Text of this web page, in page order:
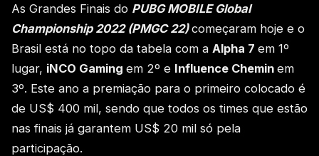
As Grandes Finais do PUBG MOBILE Global
Championship 2022 (PMGC 22)começaram hoje e o
Brasil está no topo da tabela com a Alpha 7 em 1º
lugar, iNCO Gaming em 2º e Influence Chemin em
3º. Este ano a premiação para o primeiro colocado é
de US$ 400 mil, sendo que todos os times que estão
nas finais já garantem US$ 20 mil só pela
participação.